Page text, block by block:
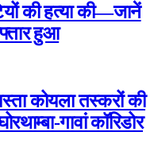
की हत्या की—जानें
हुआ
कोयला तस्करों की
गावां कॉरिडोर